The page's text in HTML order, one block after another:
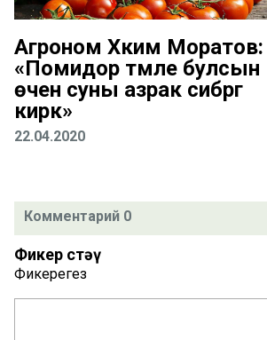
Агроном Хәким Моратов:
«Помидор тәмле булсын
өчен суны азрак сибәргә
кирәк»
22.04.2020
Комментарий 0
Фикер өстәү
Фикерегез